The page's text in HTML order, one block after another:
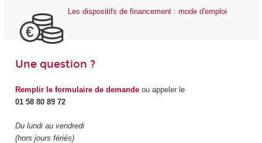
Les dispositifs de financement : mode d'emploi
Une question ?
Remplir le formulaire de demandeou appeler le
01 58 80 89 72
Du lundi au vendredi
(hors jours fériés)